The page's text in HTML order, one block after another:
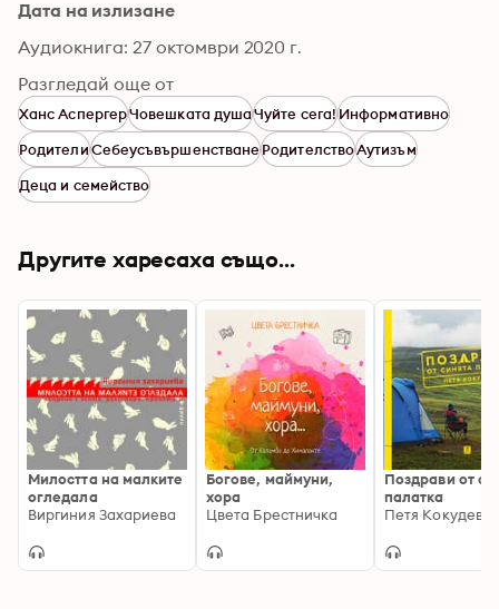
Дата на излизане
Аудиокнига: 27 октомври 2020 г.
Разгледай още от
Ханс АспергерЧовешката душаЧуйте сега!Информативно
РодителиСебеусъвършенстванеРодителствоАутизъм
Деца и семейство
Другите харесаха също...
Милостта на малките
огледала
Виргиния Захариева
Богове, маймуни,
хора
Цвета Брестничка
Поздрави от
палатка
Петя Кокудева